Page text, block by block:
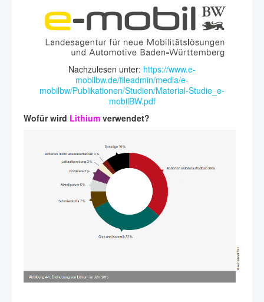
Nachzulesen unter: https://www.e-
mobilbw.de/fileadmin/media/e-
mobilbw/Publikationen/Studien/Material-Studie_e-
mobilBW.pdf
Wofür wird Lithium verwendet?